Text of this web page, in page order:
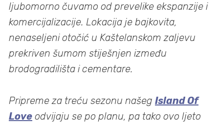
ljubomorno čuvamo od prevelike ekspanzije i
komercijalizacije. Lokacija je bajkovita,
nenaseljeni otočić u Kaštelanskom zaljevu
prekriven šumom stiješnjen između
brodogradilišta i cementare.
Pripreme za treću sezonu našeg Island Of
Love odvijaju se po planu, pa tako ovo ljeto